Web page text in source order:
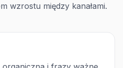
wzrostu między kanałami.